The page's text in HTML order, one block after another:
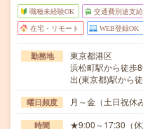
職種未経験OK 交通費別途支給
在宅・リモート WEB登録OK
勤務地
東京都港区
浜松町駅から徒歩
出(東京都)駅から
曜日頻度 月～金（土日祝休
時間 ★9:00～17:30（休